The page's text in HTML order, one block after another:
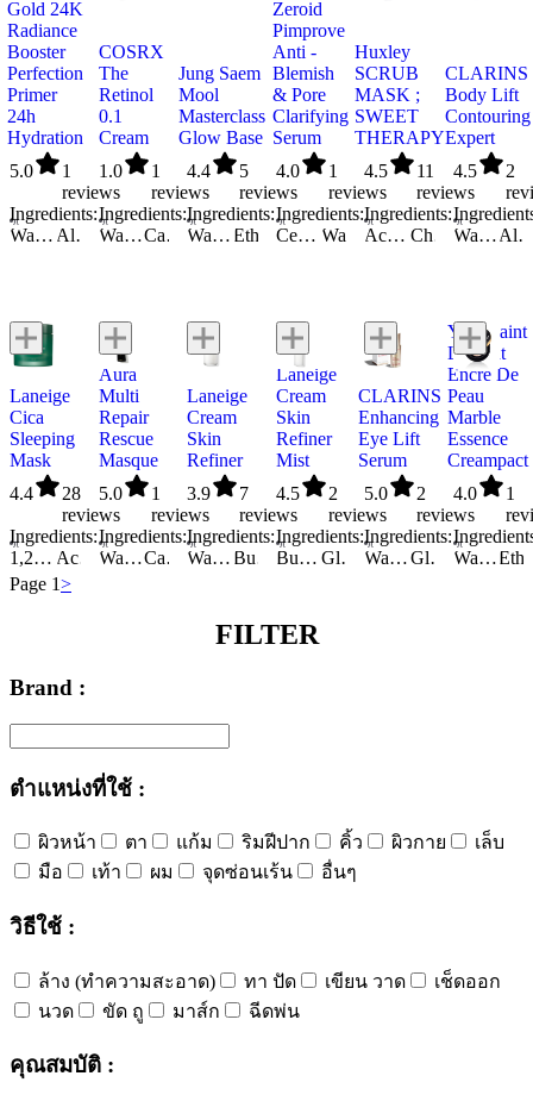
Gold 24K
Radiance
Booster
Perfection
Primer
24h
Hydration
5.0
1
reviews
Ingredients:
Water/Aqua/Eau
Alcohol Glycerin Butylene Glycol Polyglycerin-3 Sorbitol Alpha-Glucan Oligosaccharide Hydroxyacetophenone Chlorphenesin Betaine Polyglyceryl-10 Stearate
COSRX
The
Retinol
0.1
Cream
1.0
1
reviews
Ingredients:
Water/Aqua/Eau
Caprylic/Capric Triglyceride Propanediol Glycerin Tocopheryl Acetate (Vitamin E) Cetearyl Alcohol Trehalose Panthenol Butyrospermum Parkii (Shea) Butter
Jung Saem
Mool
Masterclass
Glow Base
4.4
5
reviews
Ingredients:
Water/Aqua/Eau
Ethylhexyl Methoxycinnamate Titanium Dioxide Propanediol Glycerin Butylene Glycol Diethylhexyl 2,6-Naphthalate
Zeroid
Pimprove
Anti -
Blemish
& Pore
Clarifying
Serum
4.0
1
reviews
Ingredients:
Centella Asiatica Extract
Water/Aqua/Eau Propanediol Niacinamide Butylene Glycol
Huxley
SCRUB
MASK ;
SWEET
THERAPY
4.5
11
reviews
Ingredients:
Acrylates/C10-30 Alkyl Acrylate Crosspolymer
Chromium Oxide Greens Diglycerin
CLARINS
Body Lift
Contouring
Expert
4.5
2
Water/Aqua/Eau
Laneige
Cica
Sleeping
Mask
4.4
28
reviews
Ingredients:
1,2-Hexanediol
Acrylates/C10-30 Alkyl Acrylate Crosspolymer Asiatic Acid Asiaticoside Aureobasidium Pullulans Ferment Butylene Glycol Butyrospermum Parkii (Shea) Butter Cetearyl Alcohol Cetyl Ethylhexanoate Chamaecyparis Obtusa Leaf Extract Cymbopogon Martini Oil
Bella
Aura
Multi
Repair
Rescue
Masque
5.0
1
reviews
Ingredients:
Water/Aqua/Eau
Caprylic/Capric Triglyceride Propanediol Persea Gratissima Oil Simmondsia Chinensis (Jojoba) Seed Oil Behenyl Behenate Glycerin Hydrogenated Sunflower Seed Oil Polyglyceryl-3 Esters Polyhydroxystearic Acid
Laneige
Cream
Skin
Refiner
3.9
7
reviews
Ingredients:
Water/Aqua/Eau
Butylene Glycol Glycerin Limnanthes Alba (Meadowfoam) Seed Oil 1,2-Hexanediol Polyglyceryl-10 Stearate Glyceryl Stearate Citrate
Laneige
Cream
Skin
Refiner
Mist
4.5
2
reviews
Ingredients:
Butylene Glycol
Glycerin Limnanthes Alba (Meadowfoam) Seed Oil 1,2-Hexanediol Polyglyceryl-10 Stearate
CLARINS
Enhancing
Eye Lift
Serum
5.0
2
reviews
Ingredients:
Water/Aqua/Eau
Glycerin Propanediol
Yves Saint
Laurent
Encre De
Peau
Marble
Essence
Creampact
4.0
1
Water/Aqua/Eau
Page 1>
FILTER
Brand :
ตำแหน่งที่ใช้ :
ผิวหน้า ตา แก้ม ริมฝีปาก คิ้ว ผิวกาย
เล็บ
มือ
เท้า ผม จุดซ่อนเร้น อื่นๆ
วิธีใช้ :
ล้าง (ทำความสะอาด) ทา ปัด เขียน วาด
เช็ดออก
นวด
ขัด ถู มาส์ก ฉีดพ่น
คุณสมบัติ :